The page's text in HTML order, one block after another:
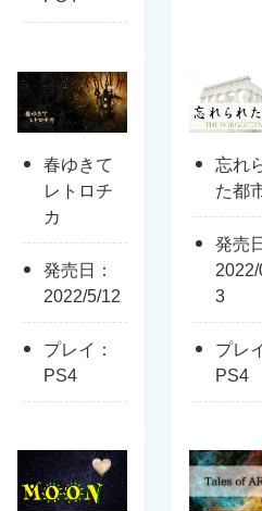
春ゆきて
レトロチ
カ
発売日：
2022/5/12
プレイ：
PS4
忘れ
た都
発売
3
プレ
PS4